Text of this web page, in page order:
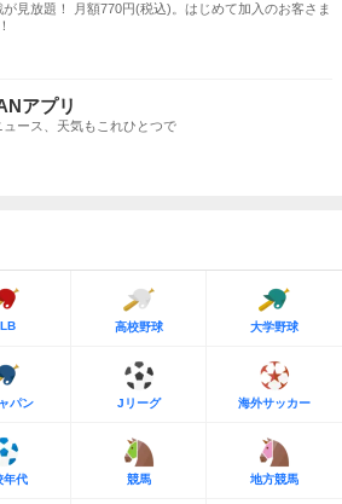
見放題！ 月額770円(税込)。はじめて加入のお客さま
アプリ
ュース、天気もこれひとつで
高校野球 大学野球
パン Jリーグ 海外サッカー
年代 競馬 地方競馬